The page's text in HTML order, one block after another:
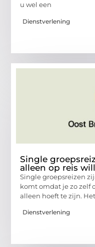
u wel een
Dienstverlening
Single
alleen op reis
Single groepsreizen
komt omdat je zo zelf
alleen hoeft te zijn.
Dienstverlening